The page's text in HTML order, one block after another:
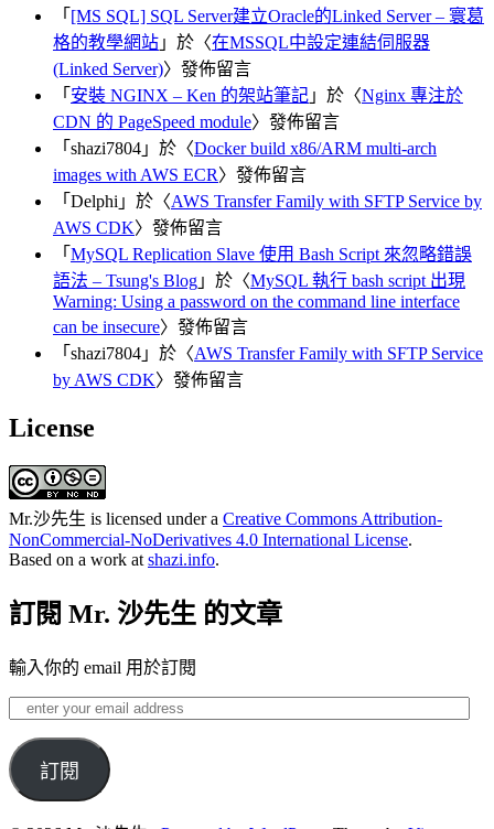
「 [MS SQL] SQL Server建立Oracle的Linked Server – 寰葛
格的教學網站 」於〈在MSSQL中設定連結伺服器
(Linked Server)〉發佈留言
「 安裝 NGINX – Ken 的架站筆記 」於〈Nginx 專注於
CDN 的 PageSpeed module〉發佈留言
「 shazi7804 」於〈Docker build x86/ARM multi-arch
images with AWS ECR〉發佈留言
「 Delphi 」於〈AWS Transfer Family with SFTP Service by
AWS CDK〉發佈留言
「 MySQL Replication Slave 使用 Bash Script 來忽略錯誤
語法 – Tsung's Blog 」於〈MySQL 執行 bash script 出現
Warning: Using a password on the command line interface
can be insecure〉發佈留言
「 shazi7804 」於〈AWS Transfer Family with SFTP Service
by AWS CDK〉發佈留言
License
Mr.沙先生 is licensed under a Creative Commons Attribution-
NonCommercial-NoDerivatives 4.0 International License.
Based on a work at shazi.info.
訂閱 Mr. 沙先生 的文章
輸入你的 email 用於訂閱
enter
your
email
address訂閱